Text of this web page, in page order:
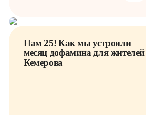
Нам 25! Как мы устроили
месяц дофамина для жителей
Кемерова